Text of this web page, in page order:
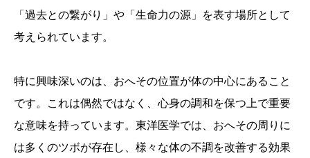
「過去との繋がり」や「生命力の源」を表す場所として
考えられています。
特に興味深いのは、おへその位置が体の中心にあること
です。これは偶然ではなく、心身の調和を保つ上で重要
な意味を持っています。東洋医学では、おへその周りに
は多くのツボが存在し、様々な体の不調を改善する効果